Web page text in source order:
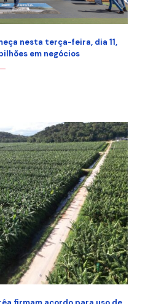
nesta terça-feira, dia 11,
em negócios